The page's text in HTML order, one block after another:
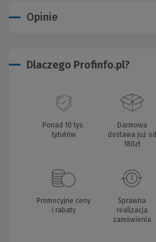
Opinie
Dlaczego Profinfo.pl?
Ponad 10 tys.
tytułów
Darmowa
dostawa już od
180zł
Promocyjne ceny
i rabaty
Sprawna
realizacja
zamówienia